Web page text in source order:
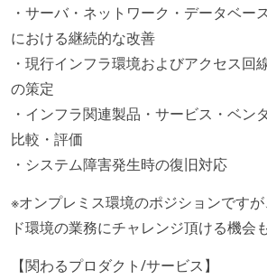
・サーバ・ネットワーク・データベー
における継続的な改善
・現行インフラ環境およびアクセス回
の策定
・インフラ関連製品・サービス・ベン
比較・評価
・システム障害発生時の復旧対応
※オンプレミス環境のポジションです
ド環境の業務にチャレンジ頂ける機会
【関わるプロダクト/サービス】